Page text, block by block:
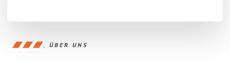
ÜBER UNS